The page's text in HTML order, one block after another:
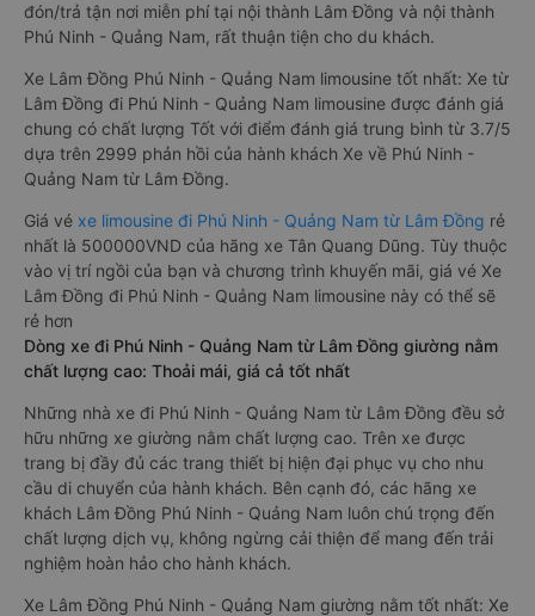
đón/trả tận nơi miễn phí tại nội thành Lâm Đồng và nội thành
Phú Ninh - Quảng Nam, rất thuận tiện cho du khách.
Xe Lâm Đồng Phú Ninh - Quảng Nam limousine tốt nhất: Xe từ
Lâm Đồng đi Phú Ninh - Quảng Nam limousine được đánh giá
chung có chất lượng Tốt với điểm đánh giá trung bình từ 3.7/5
dựa trên 2999 phản hồi của hành khách Xe về Phú Ninh -
Quảng Nam từ Lâm Đồng.
Giá vé xe limousine đi Phú Ninh - Quảng Nam từ Lâm Đồng rẻ
nhất là 500000VND của hãng xe Tân Quang Dũng. Tùy thuộc
vào vị trí ngồi của bạn và chương trình khuyến mãi, giá vé Xe
Lâm Đồng đi Phú Ninh - Quảng Nam limousine này có thể sẽ
rẻ hơn
Dòng xe đi Phú Ninh - Quảng Nam từ Lâm Đồng giường nằm
chất lượng cao: Thoải mái, giá cả tốt nhất
Những nhà xe đi Phú Ninh - Quảng Nam từ Lâm Đồng đều sở
hữu những xe giường nằm chất lượng cao. Trên xe được
trang bị đầy đủ các trang thiết bị hiện đại phục vụ cho nhu
cầu di chuyển của hành khách. Bên cạnh đó, các hãng xe
khách Lâm Đồng Phú Ninh - Quảng Nam luôn chú trọng đến
chất lượng dịch vụ, không ngừng cải thiện để mang đến trải
nghiệm hoàn hảo cho hành khách.
Xe Lâm Đồng Phú Ninh - Quảng Nam giường nằm tốt nhất: Xe